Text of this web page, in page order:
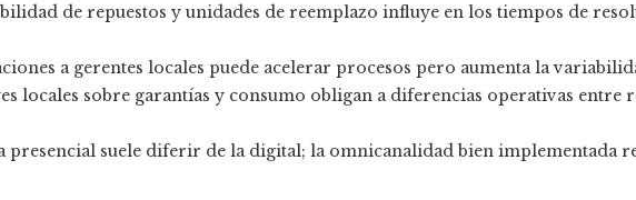
de repuestos y unidades de reemplazo influye en los tiempos de
a gerentes locales puede acelerar procesos pero aumenta la
locales sobre garantías y consumo obligan a diferencias operativas entre
presencial suele diferir de la digital; la omnicanalidad bien implementada